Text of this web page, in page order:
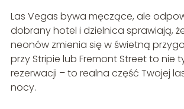
Las Vegas bywa męczące, ale
dobrany hotel i dzielnica sprawiają,
neonów zmienia się w świetną
przy Stripie lub Fremont Street to nie
rezerwacji – to realna część Twojej
nocy.